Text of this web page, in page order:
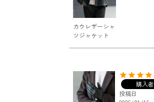
カウレザーシャ
ツジャケット
購入者
投稿日